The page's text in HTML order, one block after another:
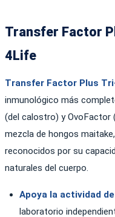
Transfer Factor
4Life
Transfer Factor Plus
inmunológico más
(del calostro) y OvoFactor
mezcla de hongos
reconocidos por su
naturales del cuerpo.
Apoya la actividad
laboratorio